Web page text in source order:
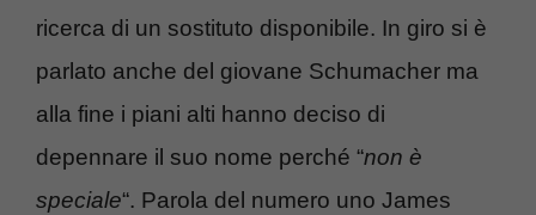
ricerca di un sostituto disponibile. In giro si è
parlato anche del giovane Schumacher ma
alla fine i piani alti hanno deciso di
depennare il suo nome perché “non è
speciale“. Parola del numero uno James